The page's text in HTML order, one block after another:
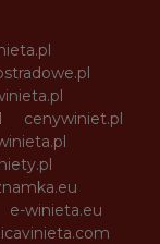
cenywiniet.pl
e-winieta.eu